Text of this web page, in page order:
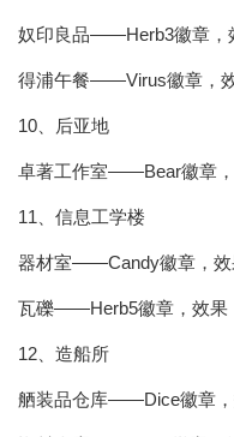
奴印良品——Herb3徽章，
得浦午餐——Virus徽章，效
10、后亚地
卓著工作室——Bear徽章，
11、信息工学楼
器材室——Candy徽章，效
瓦礫——Herb5徽章，效果
12、造船所
舾装品仓库——Dice徽章，